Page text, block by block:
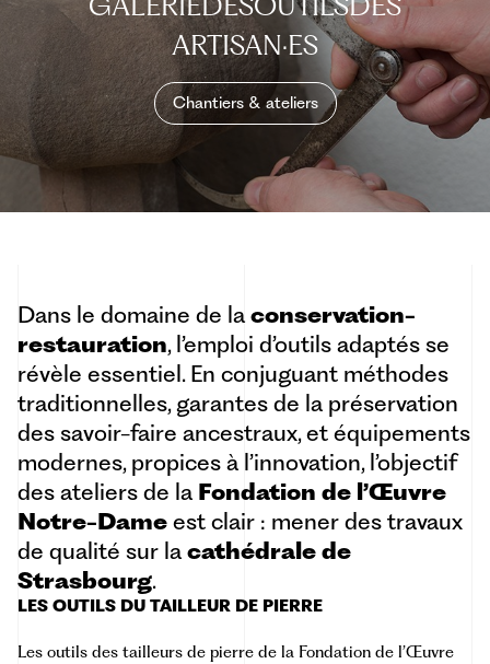
ARTISAN·ES
Chantiers & ateliers
Dans le domaine de la conservation-
restauration, l’emploi d’outils adaptés se
révèle essentiel. En conjuguant méthodes
traditionnelles, garantes de la préservation
des savoir-faire ancestraux, et équipements
modernes, propices à l’innovation, l’objectif
des ateliers de la Fondation de l’Œuvre
Notre-Dame est clair : mener des travaux
de qualité sur la cathédrale de
Strasbourg.
LES OUTILS DU TAILLEUR DE PIERRE
Les outils des tailleurs de pierre de la Fondation de l’Œuvre